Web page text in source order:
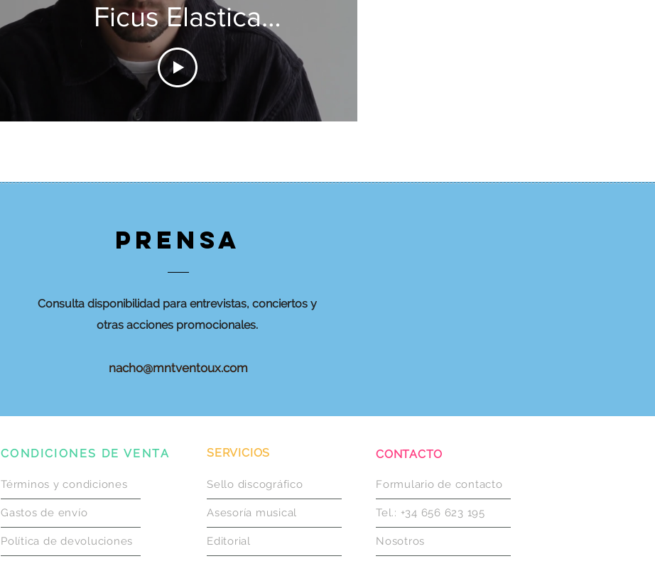
Ficus Elastica
Tineke
prensa
Consulta disponibilidad para entrevistas, conciertos y
otras acciones promocionales.
nacho@mntventoux.com
CONDICIONES DE VENTA
Términos y condiciones
Gastos de envío
Política de devoluciones
SERVICIOS
Sello discográfico
Asesoría musical
Editorial
CONTACTO
Formulario de contacto
Tel.: +34 656 623 195
Nosotros